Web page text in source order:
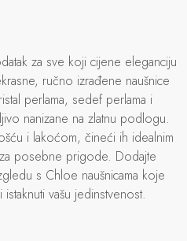
za sve koji cijene eleganciju
ručno izrađene naušnice
perlama, sedef perlama i
nanizane na zlatnu podlogu.
i lakoćom, čineći ih idealnim
posebne prigode. Dodajte
s Chloe naušnicama koje
vašu jedinstvenost.